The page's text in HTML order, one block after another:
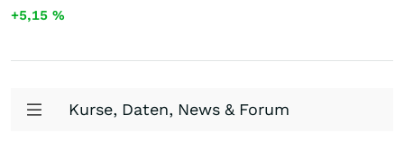
+5,15 %
Kurse, Daten, News & Forum